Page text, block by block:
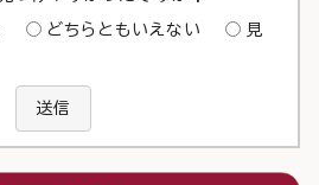
どちらともいえない
見
送信